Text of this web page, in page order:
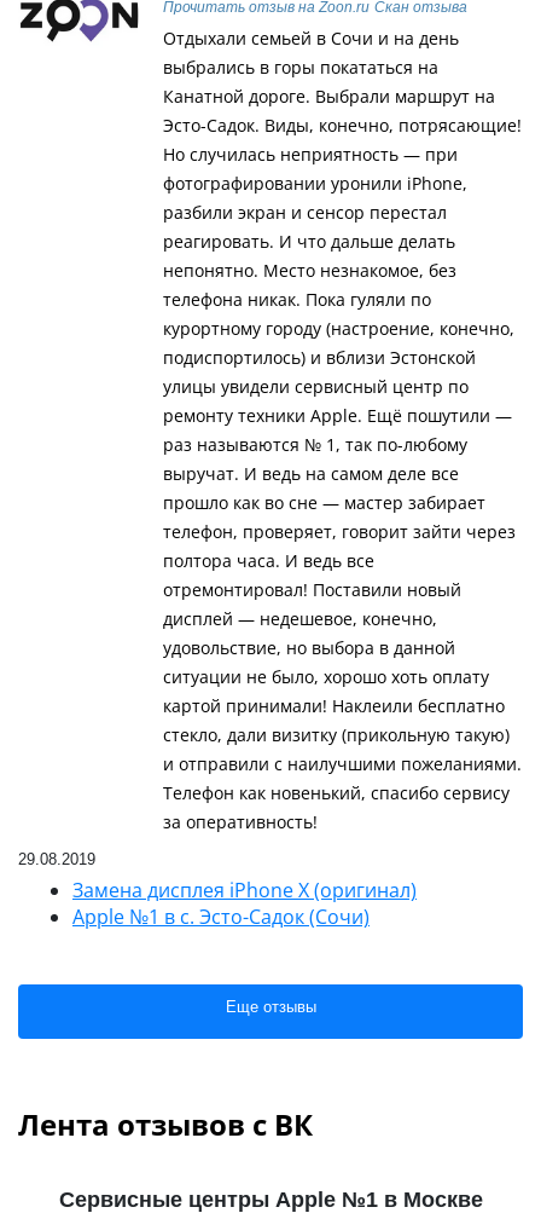
Прочитать отзыв на Zoon.ru Скан отзыва
Отдыхали семьей в Сочи и на день
выбрались в горы покататься на
Канатной дороге. Выбрали маршрут на
Эсто-Садок. Виды, конечно, потрясающие!
Но случилась неприятность — при
фотографировании уронили iPhone,
разбили экран и сенсор перестал
реагировать. И что дальше делать
непонятно. Место незнакомое, без
телефона никак. Пока гуляли по
курортному городу (настроение, конечно,
подиспортилось) и вблизи Эстонской
улицы увидели сервисный центр по
ремонту техники Apple. Ещё пошутили —
раз называются № 1, так по-любому
выручат. И ведь на самом деле все
прошло как во сне — мастер забирает
телефон, проверяет, говорит зайти через
полтора часа. И ведь все
отремонтировал! Поставили новый
дисплей — недешевое, конечно,
удовольствие, но выбора в данной
ситуации не было, хорошо хоть оплату
картой принимали! Наклеили бесплатно
стекло, дали визитку (прикольную такую)
и отправили с наилучшими пожеланиями.
Телефон как новенький, спасибо сервису
за оперативность!
29.08.2019
Замена дисплея iPhone X (оригинал)
Apple №1 в с. Эсто-Садок (Сочи)
Еще отзывы
Лента отзывов с ВК
Сервисные центры Apple №1 в Москве